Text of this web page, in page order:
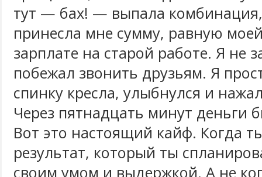
тут — бах! — выпала
принесла мне сумму, равную
зарплате на старой работе. Я не
побежал звонить друзьям. Я
спинку кресла, улыбнулся и
Через пятнадцать минут деньги
Вот это настоящий кайф. Когда
результат, который ты
своим умом и выдержкой. А не